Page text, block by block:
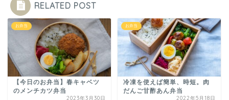
RELATED POST
お弁当
【今日のお弁当】春キャベツ
のメンチカツ弁当
2023年3月30日
お弁当
冷凍を使えば簡単、時短。肉
だんご甘酢あん弁当
2022年5月18日